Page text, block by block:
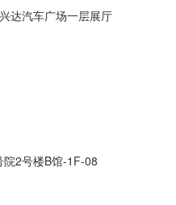
达汽车广场一层展厅
2号楼B馆-1F-08